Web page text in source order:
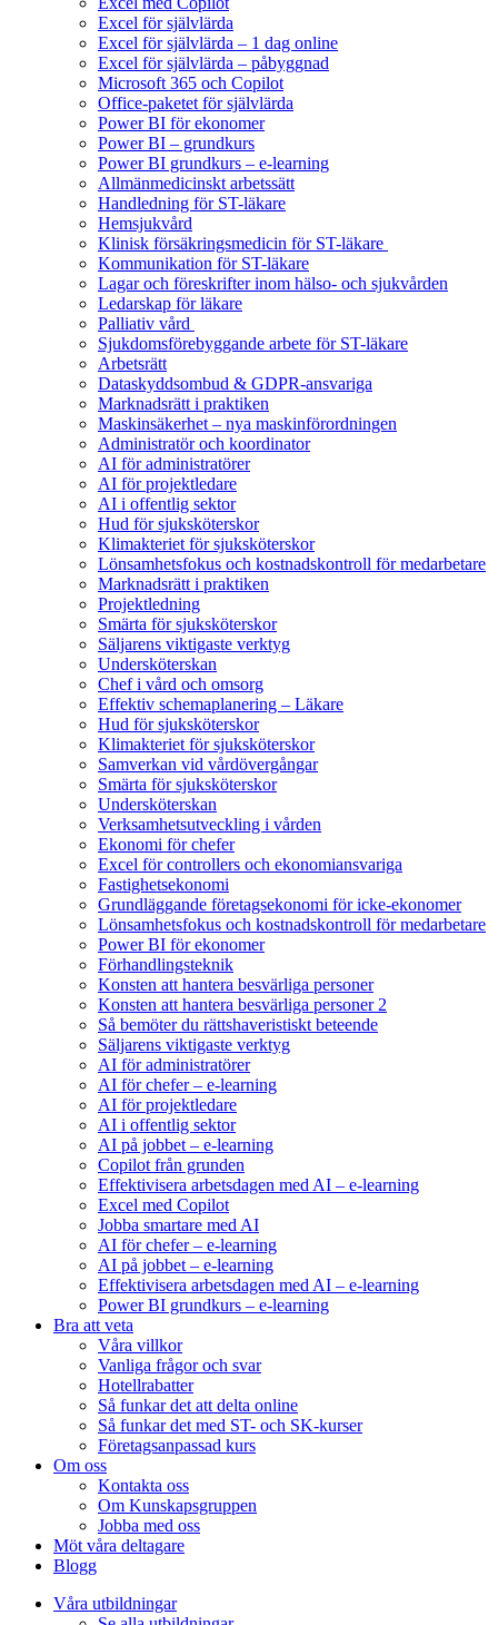
Excel för självlärda
Excel för självlärda – 1 dag online
Excel för självlärda – påbyggnad
Microsoft 365 och Copilot
Office-paketet för självlärda
Power BI för ekonomer
Power BI – grundkurs
Power BI grundkurs – e-learning
Allmänmedicinskt arbetssätt
Handledning för ST-läkare
Hemsjukvård
Klinisk försäkringsmedicin för ST-läkare
Kommunikation för ST-läkare
Lagar och föreskrifter inom hälso- och sjukvården
Ledarskap för läkare
Palliativ vård
Sjukdomsförebyggande arbete för ST-läkare
Arbetsrätt
Dataskyddsombud & GDPR-ansvariga
Marknadsrätt i praktiken
Maskinsäkerhet – nya maskinförordningen
Administratör och koordinator
AI för administratörer
AI för projektledare
AI i offentlig sektor
Hud för sjuksköterskor
Klimakteriet för sjuksköterskor
Lönsamhetsfokus och kostnadskontroll för medarbetare
Marknadsrätt i praktiken
Projektledning
Smärta för sjuksköterskor
Säljarens viktigaste verktyg
Undersköterskan
Chef i vård och omsorg
Effektiv schemaplanering – Läkare
Hud för sjuksköterskor
Klimakteriet för sjuksköterskor
Samverkan vid vårdövergångar
Smärta för sjuksköterskor
Undersköterskan
Verksamhetsutveckling i vården
Ekonomi för chefer
Excel för controllers och ekonomiansvariga
Fastighetsekonomi
Grundläggande företagsekonomi för icke-ekonomer
Lönsamhetsfokus och kostnadskontroll för medarbetare
Power BI för ekonomer
Förhandlingsteknik
Konsten att hantera besvärliga personer
Konsten att hantera besvärliga personer 2
Så bemöter du rättshaveristiskt beteende
Säljarens viktigaste verktyg
AI för administratörer
AI för chefer – e-learning
AI för projektledare
AI i offentlig sektor
AI på jobbet – e-learning
Copilot från grunden
Effektivisera arbetsdagen med AI – e-learning
Excel med Copilot
Jobba smartare med AI
AI för chefer – e-learning
AI på jobbet – e-learning
Effektivisera arbetsdagen med AI – e-learning
Power BI grundkurs – e-learning
Bra att veta
Våra villkor
Vanliga frågor och svar
Hotellrabatter
Så funkar det att delta online
Så funkar det med ST- och SK-kurser
Företagsanpassad kurs
Om oss
Kontakta oss
Om Kunskapsgruppen
Jobba med oss
Möt våra deltagare
Blogg
Våra utbildningar